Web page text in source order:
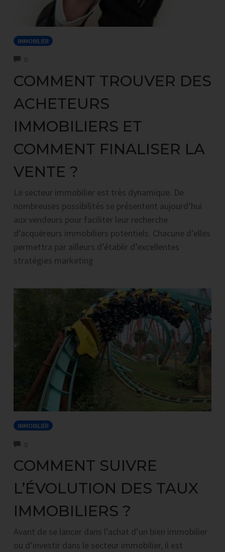
IMMOBILIER
0COMMENTS
COMMENT TROUVER DES
ACHETEURS
IMMOBILIERS ET
COMMENT FINALISER LA
VENTE ?
Le secteur immobilier est très dynamique. De
nombreuses possibilités se présentent aujourd’hui
aux vendeurs pour faciliter leur recherche
d’acquéreurs immobiliers potentiels. Chacune d’elles
permettra par ailleurs d’établir d’excellentes
stratégies marketing
IMMOBILIER
0COMMENTS
COMMENT SUIVRE
L’ÉVOLUTION DES TAUX
IMMOBILIERS ?
Avant de se lancer dans l’achat d’un bien immobilier
ou d’investir dans le secteur immobilier, il est